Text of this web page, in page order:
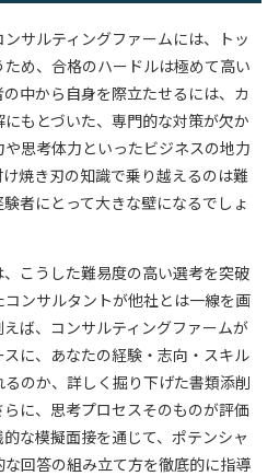
サルティングファームには、トッ
め、合格のハードルは極めて高い
中から自身を際立たせるには、カ
もとづいた、専門的な対策が欠か
思考体力といったビジネスの地力
焼き刃の知識で乗り越えるのは難
者にとって大きな壁になるでしょ
こうした難易度の高い選考を突破
ンサルタントが他社とは一線を画
ば、コンサルティングファームが
に、あなたの経験・志向・スキル
のか、詳しく掘り下げた書類添削
に、思考プロセスそのものが評価
な模擬面接を通じて、ポテンシャ
回答の組み立て方を徹底的に指導